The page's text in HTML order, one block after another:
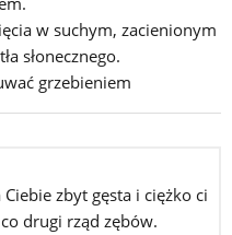
w suchym, zacienionym
słonecznego.
grzebieniem
Ciebie zbyt gęsta i ciężko ci
drugi rząd zębów.